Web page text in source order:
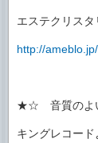
エステクリス
http://
★☆ 音質のよ
キングレコー